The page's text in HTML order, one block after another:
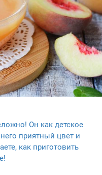
Он как детское
приятный цвет и
как приготовить